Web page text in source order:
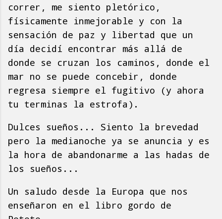
correr, me siento pletórico,
físicamente inmejorable y con la
sensación de paz y libertad que un
día decidí encontrar más allá de
donde se cruzan los caminos, donde el
mar no se puede concebir, donde
regresa siempre el fugitivo (y ahora
tu terminas la estrofa).
Dulces sueños... Siento la brevedad
pero la medianoche ya se anuncia y es
la hora de abandonarme a las hadas de
los sueños...
Un saludo desde la Europa que nos
enseñaron en el libro gordo de